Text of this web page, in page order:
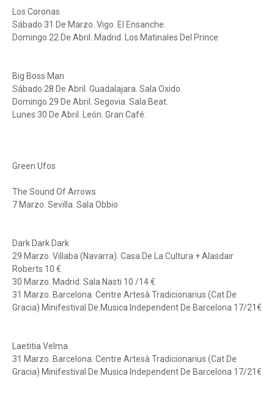
Los Coronas
Sábado 31 De Marzo. Vigo. El Ensanche.
Domingo 22 De Abril. Madrid. Los Matinales Del Prince
Big Boss Man
Sábado 28 De Abril. Guadalajara. Sala Oxido.
Domingo 29 De Abril. Segovia. Sala Beat.
Lunes 30 De Abril. León. Gran Café.
Green Ufos
The Sound Of Arrows
7 Marzo. Sevilla. Sala Obbio
Dark Dark Dark
29 Marzo. Villaba (Navarra). Casa De La Cultura + Alasdair
Roberts 10 €
30 Marzo. Madrid. Sala Nasti 10 /14 €
31 Marzo. Barcelona. Centre Artesà Tradicionarius (Cat De
Gracia) Minifestival De Musica Independent De Barcelona 17/21€
Laetitia Velma
31 Marzo. Barcelona. Centre Artesà Tradicionarius (Cat De
Gracia) Minifestival De Musica Independent De Barcelona 17/21€